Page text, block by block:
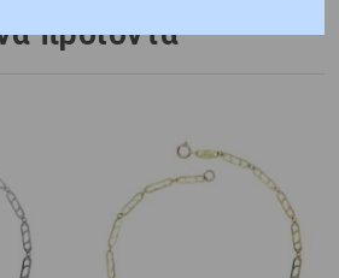
προϊόντα